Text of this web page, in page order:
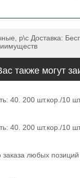
р\с Доставка:
также могут
200 шт.кор./10
200 шт.кор./10
любых